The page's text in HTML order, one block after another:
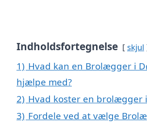
Indholdsfortegnelse skjul
1) Hvad kan en Brolægger i
hjælpe med?
2) Hvad koster en brolægger
3) Fordele ved at vælge